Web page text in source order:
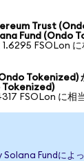
Trust
Fund (Ondo
1.6295 FSOLon に
Tokenized)
Tokenized)
FSOLon に相
Solana Fundによ